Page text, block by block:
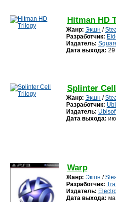
Hitman HD
Жанр: Экшн /
Разработчик:
Издатель:
Дата выхода: 29
Splinter
Жанр: Экшн /
Разработчик:
Издатель:
Дата выхода:
Warp
Жанр: Экшн /
Разработчик:
Издатель:
Дата выхода: